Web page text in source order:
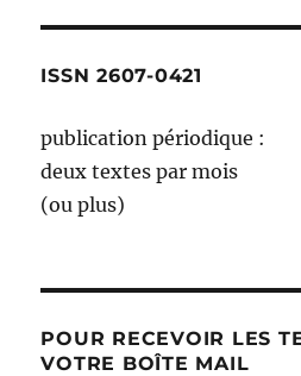
ISSN 2607-0421
publication périodique :
deux textes par mois
(ou plus)
POUR RECEVOIR LES
VOTRE BOÎTE MAIL